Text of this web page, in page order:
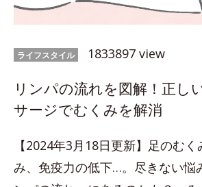
ライフスタイル 1833897 view
リンパの流れを図解！正し
サージでむくみを解消
【2024年3月18日更新】足のむ
み、免疫力の低下…。尽きない悩